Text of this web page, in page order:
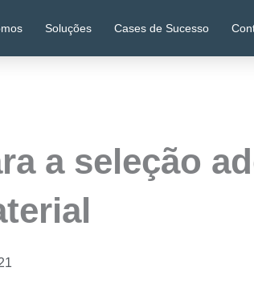
Soluções Cases de Sucesso
a seleção